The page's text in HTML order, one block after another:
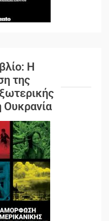
Η
της
Ουκρανία